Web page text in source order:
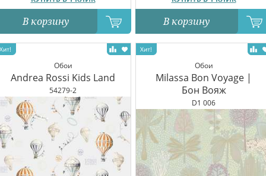
В корзину В корзину
Обои
Andrea Rossi Kids Land
54279-2
Обои
Milassa Bon Voyage |
Бон Вояж
D1 006